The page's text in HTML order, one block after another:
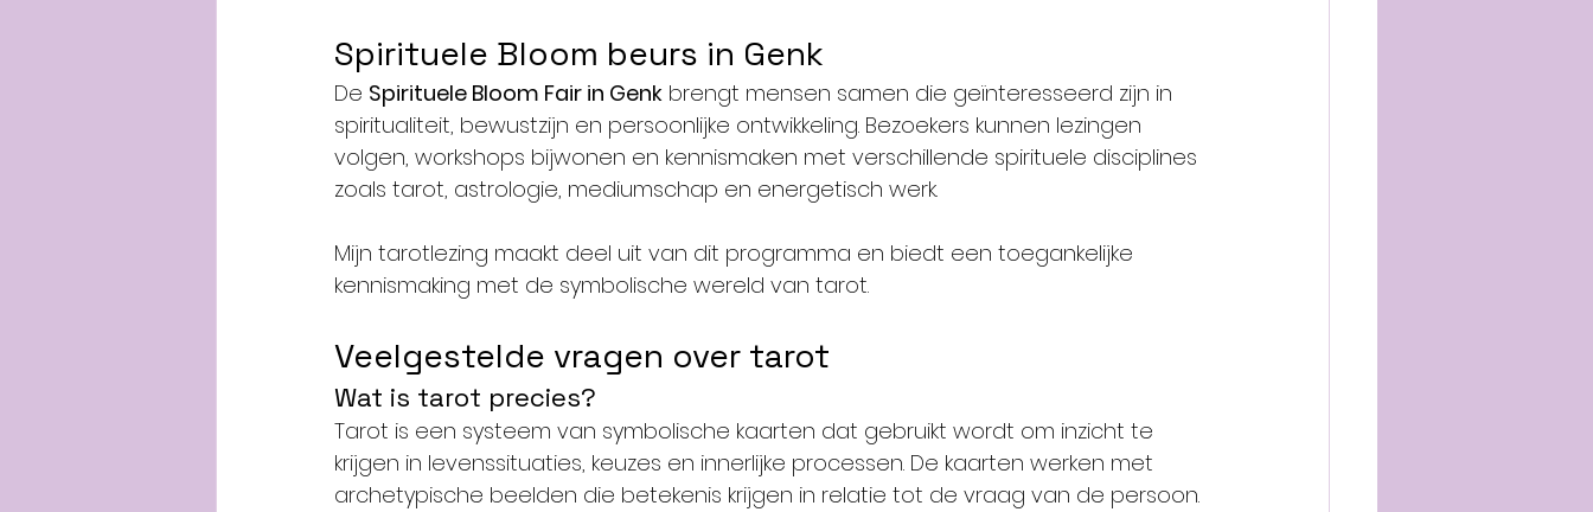
Spirituele Bloom beurs in Genk
De Spirituele Bloom Fair in Genk brengt mensen samen die geïnteresseerd zijn in
spiritualiteit, bewustzijn en persoonlijke ontwikkeling. Bezoekers kunnen lezingen
volgen, workshops bijwonen en kennismaken met verschillende spirituele disciplines
zoals tarot, astrologie, mediumschap en energetisch werk.
Mijn tarotlezing maakt deel uit van dit programma en biedt een toegankelijke
kennismaking met de symbolische wereld van tarot.
Veelgestelde vragen over tarot
Wat is tarot precies?
Tarot is een systeem van symbolische kaarten dat gebruikt wordt om inzicht te
krijgen in levenssituaties, keuzes en innerlijke processen. De kaarten werken met
archetypische beelden die betekenis krijgen in relatie tot de vraag van de persoon.